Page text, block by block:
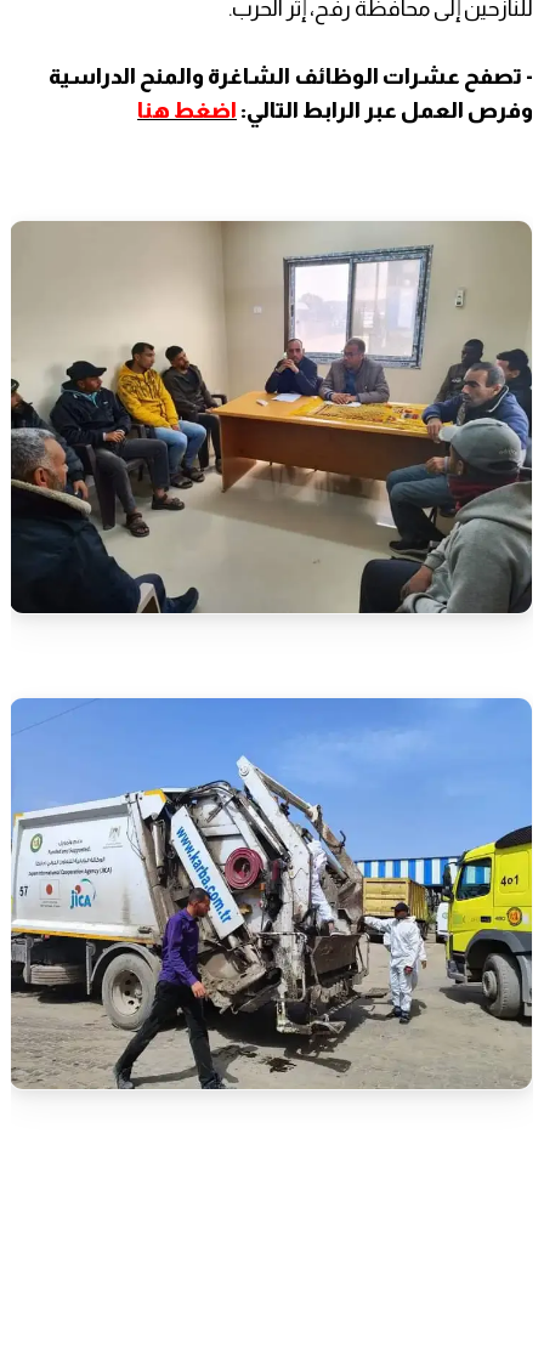
للنازحين إلى محافظة رفح، إثر الحرب.
- تصفح عشرات الوظائف الشاغرة والمنح الدراسية
وفرص العمل عبر الرابط التالي: اضغط هنا